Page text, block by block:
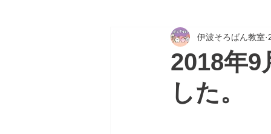
2018年9
した。
伊波そろばん教室